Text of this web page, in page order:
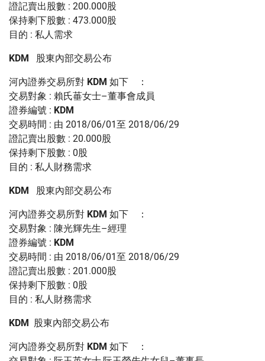
證記賣出股數 : 200.000股
保持剩下股數 : 473.000股
目的 : 私人需求
KDM 股東內部交易公布
河內證券交易所對 KDM 如下 ：
交易對象 : 賴氏菙女士–董事會成員
證券編號 : KDM
交易時間 : 由 2018/06/01至 2018/06/29
證記賣出股數 : 20.000股
保持剩下股數 : 0股
目的 : 私人財務需求
KDM 股東內部交易公布
河內證券交易所對 KDM 如下 ：
交易對象 : 陳光輝先生–經理
證券編號 : KDM
交易時間 : 由 2018/06/01至 2018/06/29
證記賣出股數 : 201.000股
保持剩下股數 : 0股
目的 : 私人財務需求
KDM 股東內部交易公布
河內證券交易所對 KDM 如下 ：